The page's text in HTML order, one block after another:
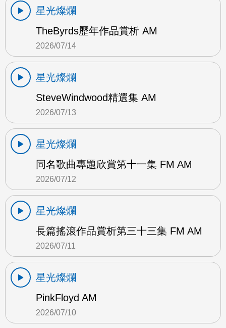
星光燦爛
TheByrds歷年作品賞析 AM
2026/07/14
星光燦爛
SteveWindwood精選集 AM
2026/07/13
星光燦爛
同名歌曲專題欣賞第十一集 FM AM
2026/07/12
星光燦爛
長篇搖滾作品賞析第三十三集 FM AM
2026/07/11
星光燦爛
PinkFloyd AM
2026/07/10